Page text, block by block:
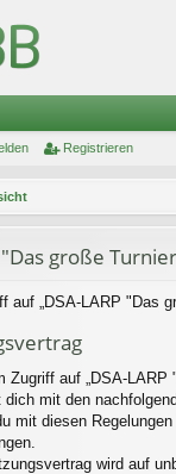
Registrieren
"Das große
auf „DSA-LARP "Das
Zugriff auf „DSA-LARP
dich mit den
mit diesen
wird auf